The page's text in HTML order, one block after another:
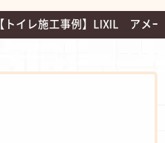
【トイレ施工事例】LIXIL アメ